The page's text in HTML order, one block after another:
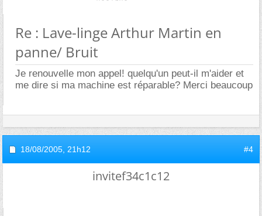
Re : Lave-linge Arthur Martin en
panne/ Bruit
Je renouvelle mon appel! quelqu'un peut-il m'aider et
me dire si ma machine est réparable? Merci beaucoup
18/08/2005, 21h12 #4
invitef34c1c12